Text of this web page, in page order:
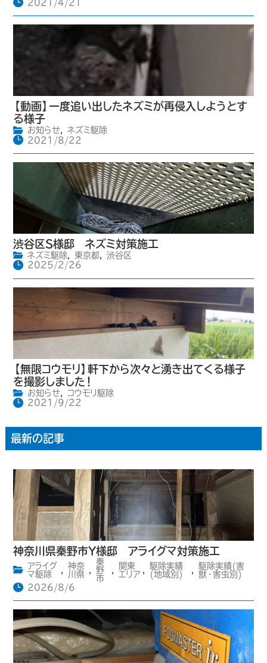
2021/4/21
【動画】一度追い出したネズミが再侵入しようとす
る様子
お知らせ,
ネズミ駆除
2021/8/22
渋谷区S様邸 ネズミ対策施工
ネズミ駆除, 東京都,
渋谷区
2025/2/26
【無限コウモリ】軒下から次々と湧き出てくる様子
を撮影しました！
お知らせ,
コウモリ駆除
2021/9/22
最新の記事
神奈川県秦野市Y様邸 アライグマ対策施工
アライグ
マ駆除
神奈
川県
秦
野
市
関東
エリア
駆除実績
(地域別)
駆除実績(害
獣・害虫別)
2026/8/6